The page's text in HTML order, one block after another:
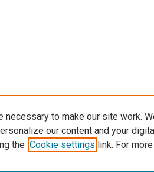
necessary to make our site work.
our content and your
the Cookie settings link. For